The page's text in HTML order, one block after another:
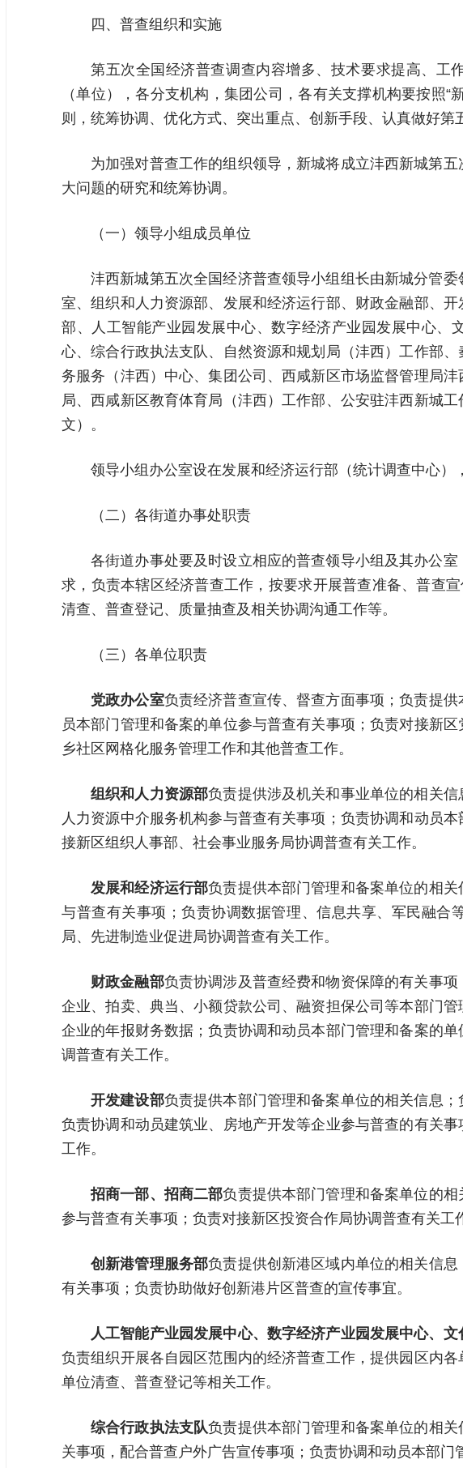
四、普查组织和实施
第五次全国经济普查调查内容增多、技术要求提高、工
（单位），各分支机构，集团公司，各有关支撑机构要按照
则，统筹协调、优化方式、突出重点、创新手段、认真做好第
为加强对普查工作的组织领导，新城将成立沣西新城第
大问题的研究和统筹协调。
（一）领导小组成员单位
沣西新城第五次全国经济普查领导小组组长由新城分管
室、组织和人力资源部、发展和经济运行部、财政金融部、
部、人工智能产业园发展中心、数字经济产业园发展中心、
心、综合行政执法支队、自然资源和规划局（沣西）工作部
务服务（沣西）中心、集团公司、西咸新区市场监督管理局
局、西咸新区教育体育局（沣西）工作部、公安驻沣西新城
文）。
领导小组办公室设在发展和经济运行部（统计调查中心）
（二）各街道办事处职责
各街道办事处要及时设立相应的普查领导小组及其办公
求，负责本辖区经济普查工作，按要求开展普查准备、普查
清查、普查登记、质量抽查及相关协调沟通工作等。
（三）各单位职责
党政办公室负责经济普查宣传、督查方面事项；负责提
员本部门管理和备案的单位参与普查有关事项；负责对接新
乡社区网格化服务管理工作和其他普查工作。
组织和人力资源部负责提供涉及机关和事业单位的相关信
人力资源中介服务机构参与普查有关事项；负责协调和动员
接新区组织人事部、社会事业服务局协调普查有关工作。
发展和经济运行部负责提供本部门管理和备案单位的相
与普查有关事项；负责协调数据管理、信息共享、军民融合
局、先进制造业促进局协调普查有关工作。
财政金融部负责协调涉及普查经费和物资保障的有关事
企业、拍卖、典当、小额贷款公司、融资担保公司等本部门
企业的年报财务数据；负责协调和动员本部门管理和备案的
调普查有关工作。
开发建设部负责提供本部门管理和备案单位的相关信息
负责协调和动员建筑业、房地产开发等企业参与普查的有关
工作。
招商一部、招商二部负责提供本部门管理和备案单位的
参与普查有关事项；负责对接新区投资合作局协调普查有关工
创新港管理服务部负责提供创新港区域内单位的相关信
有关事项；负责协助做好创新港片区普查的宣传事宜。
人工智能产业园发展中心、数字经济产业园发展中心、
负责组织开展各自园区范围内的经济普查工作，提供园区内
单位清查、普查登记等相关工作。
综合行政执法支队负责提供本部门管理和备案单位的相
关事项，配合普查户外广告宣传事项；负责协调和动员本部门